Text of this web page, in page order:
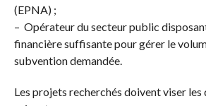
(EPNA) ;
– Opérateur du secteur public
financière suffisante pour gérer le
subvention demandée.
Les projets recherchés doivent viser